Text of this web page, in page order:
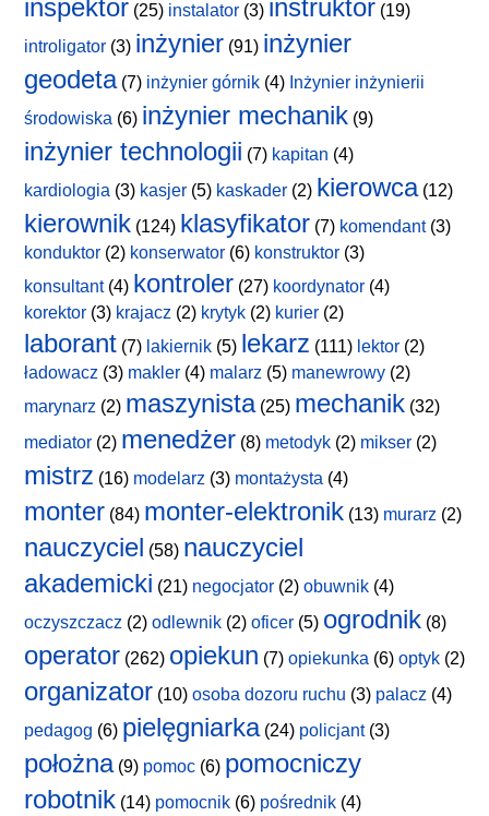
inspektor (25) instalator (3) instruktor (19)
introligator (3) inżynier (91) inżynier
geodeta(7) inżynier górnik (4) Inżynier inżynierii
środowiska (6) inżynier mechanik (9)
inżynier technologii (7) kapitan (4)
kardiologia (3) kasjer (5) kaskader (2) kierowca(12)
kierownik (124) klasyfikator (7) komendant(3)
konduktor (2) konserwator (6) konstruktor (3)
konsultant(4) kontroler (27) koordynator (4)
korektor (3) krajacz (2) krytyk (2) kurier (2)
laborant (7) lakiernik (5) lekarz (111) lektor (2)
ładowacz (3) makler (4) malarz (5) manewrowy (2)
marynarz (2) maszynista(25) mechanik (32)
mediator (2) menedżer (8) metodyk (2) mikser (2)
mistrz (16) modelarz (3) montażysta (4)
monter (84) monter-elektronik (13) murarz (2)
nauczyciel (58) nauczyciel
akademicki (21) negocjator (2) obuwnik (4)
oczyszczacz (2) odlewnik (2) oficer (5) ogrodnik (8)
operator (262) opiekun (7) opiekunka (6) optyk (2)
organizator (10) osoba dozoru ruchu (3) palacz (4)
pedagog (6) pielęgniarka(24) policjant(3)
położna(9) pomoc (6) pomocniczy
robotnik (14) pomocnik (6) pośrednik (4)